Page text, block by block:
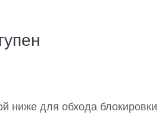
ниже для обхода блокировки